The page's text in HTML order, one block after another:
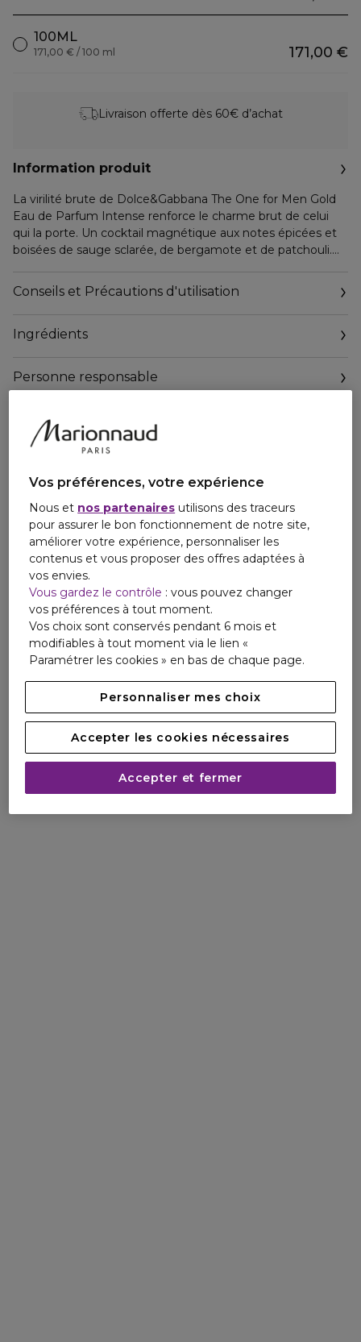
100ML
171,00 €
171,00 € / 100 ml
Livraison offerte dès 60€ d’achat
Information produit
La virilité brute de Dolce&Gabbana The One for Men Gold
Eau de Parfum Intense renforce le charme brut de celui
qui la porte. Un cocktail magnétique aux notes épicées et
boisées de sauge sclarée, de bergamote et de patchouli.
Men Gold Eau de Parfum Intenseredessine les lignes
essentielles du flacon signature, couvert d’une laque dorée
Conseils et Précautions d'utilisation
Ingrédients
Personne responsable
amministrazione.dgbeauty@legalmail.it
Vos préférences, votre expérience
Nous et nos partenaires utilisons des traceurs
pour assurer le bon fonctionnement de notre site,
améliorer votre expérience, personnaliser les
contenus et vous proposer des offres adaptées à
vos envies.
Vous gardez le contrôle : vous pouvez changer
vos préférences à tout moment.
Vos choix sont conservés pendant 6 mois et
modifiables à tout moment via le lien «
Paramétrer les cookies » en bas de chaque page.
Personnaliser mes choix
Accepter les cookies nécessaires
Accepter et fermer